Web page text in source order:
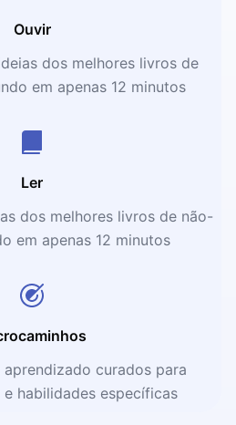
Ouvir
dos melhores livros de
em apenas 12 minutos
Ler
dos melhores livros de não-
em apenas 12 minutos
aprendizado curados para
habilidades específicas